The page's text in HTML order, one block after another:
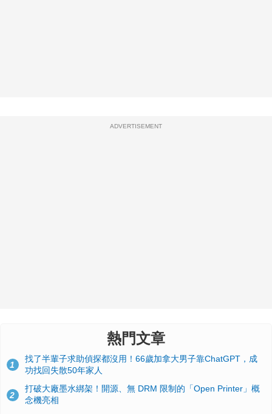
ADVERTISEMENT
熱門文章
1
找了半輩子求助偵探都沒用！66歲加拿大男子靠ChatGPT，成
功找回失散50年家人
2
打破大廠墨水綁架！開源、無 DRM 限制的「Open Printer」概
念機亮相